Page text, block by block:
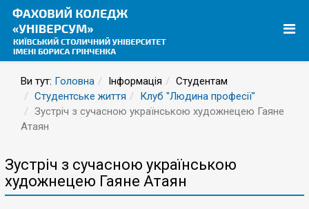
Ви тут: Головна Інформація
Студентам
Студентське життя
Клуб "Людина професії"
Зустріч з сучасною українською художнецею Гаяне
Атаян
Зустріч з сучасною українською
художнецею Гаяне Атаян